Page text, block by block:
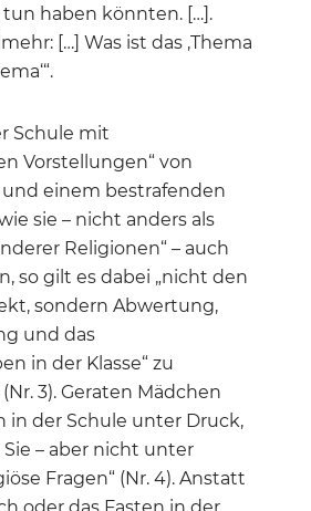
tun haben könnten. […].
[…] Was ist das ‚Thema
Schule mit
Vorstellungen“ von
einem bestrafenden
sie – nicht anders als
Religionen“ – auch
so gilt es dabei „nicht den
sondern Abwertung,
und das
in der Klasse“ zu
3). Geraten Mädchen
in der Schule unter Druck,
– aber nicht unter
Fragen“ (Nr. 4). Anstatt